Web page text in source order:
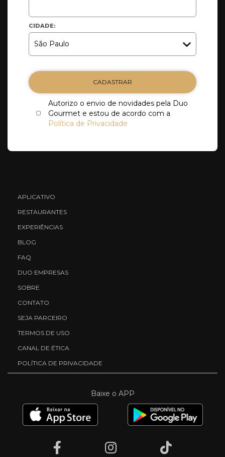
CIDADE:
CADASTRAR
Autorizo o envio de novidades pela Duo
Gourmet e estou de acordo com a
Política de Privacidade
APLICATIVO
RESTAURANTES
EXPERIÊNCIAS
BLOG
FAQ
DUO EMPRESAS
SOBRE
CONTATO
SEJA PARCEIRO
TERMOS DE USO
CANAL DE ÉTICA
POLÍTICA DE PRIVACIDADE
Baixe o APP